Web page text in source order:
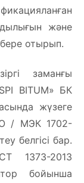
және
отырып.
заманғы
BITUM» БК
жүзеге
/ МЭК 1702-
белгісі бар.
1373-2013
бойынша